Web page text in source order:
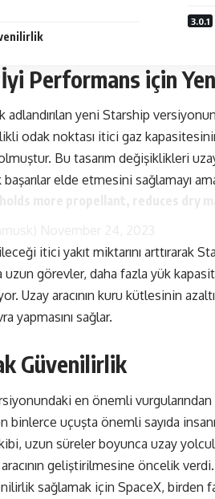
Performans için
adlandırılan yeni Starship
odak noktası itici gaz
Bu tasarım değişiklikleri
elde etmesini sağlamayı
itici yakıt miktarını arttırarak
görevler, daha fazla yük
Uzay aracının kuru kütlesinin
yapmasını sağlar.
Güvenilirlik
en önemli
binlerce uçuşta önemli sayıda
uzun süreler boyunca uzay
geliştirilmesine öncelik verdi.
sağlamak için SpaceX,